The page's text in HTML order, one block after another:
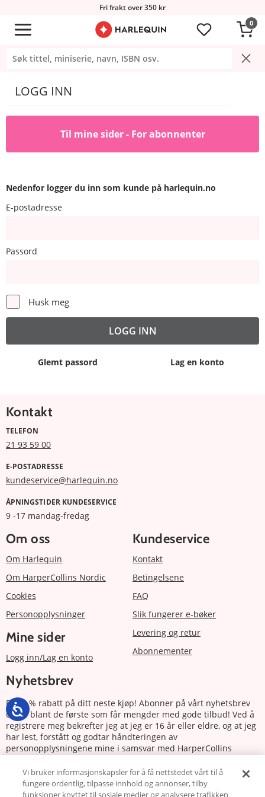
Fri frakt over 350 kr
0
LOGG INN
Til mine sider - For abonnenter
Nedenfor logger du inn som kunde på harlequin.no
E-postadresse
Passord
Husk meg
Glemt passord Lag en konto
Kontakt
TELEFON
21 93 59 00
E-POSTADRESSE
kundeservice@harlequin.no
ÅPNINGSTIDER KUNDESERVICE
9 -17 mandag-fredag
Om oss
Om Harlequin
Om HarperCollins Nordic
Cookies
Personopplysninger
Mine sider
Logg inn/Lag en konto
Kundeservice
Kontakt
Betingelsene
FAQ
Slik fungerer e-bøker
Levering og retur
Abonnementer
Nyhetsbrev
Få 20 % rabatt på ditt neste kjøp! Abonner på vårt nyhetsbrev
og bli blant de første som får mengder med gode tilbud! Ved å
registrere meg bekrefter jeg at jeg er 16 år eller eldre, og at jeg
har lest, forstått og godtar håndteringen av
personopplysningene mine i samsvar med HarperCollins
Abonnere
Vi bruker informasjonskapsler for å få nettstedet vårt til å
fungere ordentlig, tilpasse innhold og annonser, tilby
funksjoner knyttet til sosiale medier og analysere trafikken